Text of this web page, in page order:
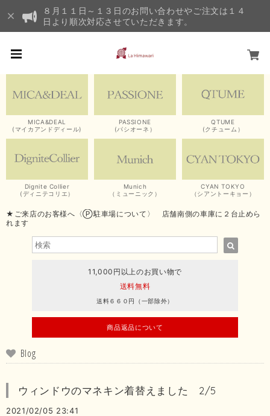
８月１１日～１３日のお問い合わせやご注文は１４
日より順次対応させていただきます。
MICA&DEAL
(マイカアンドディール)
PASSIONE
(パシオーネ）
QTUME
(クチューム）
Dignite Collier
(ディニテコリエ）
Munich
（ミューニック）
CYAN TOKYO
（シアントーキョー）
★ご来店のお客様へ〈Ⓟ駐車場について〉 店舗南側の車庫に２台止めら
れます
11,000円以上のお買い物で
送料無料
送料６６０円（一部除外）
商品返品について
Blog
ウィンドウのマネキン着替えました 2/5
2021/02/05 23:41